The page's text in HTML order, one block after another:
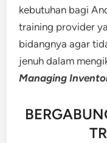
kebutuhan bagi
training provider
bidangnya agar
jenuh dalam
Managing